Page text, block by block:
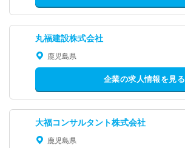
丸福建設株式会社
鹿児島県
企業の求人情報を見る
大福コンサルタント株式会社
鹿児島県